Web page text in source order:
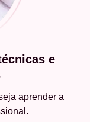
e
aprender a